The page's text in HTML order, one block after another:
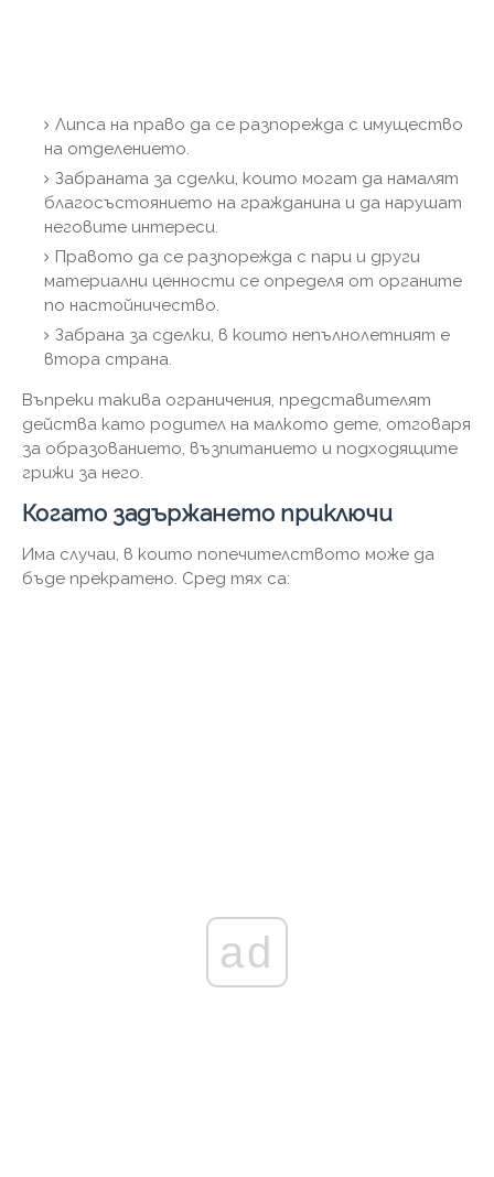
Липса на право да се разпорежда с имущество
на отделението.
Забраната за сделки, които могат да намалят
благосъстоянието на гражданина и да нарушат
неговите интереси.
Правото да се разпорежда с пари и други
материални ценности се определя от органите
по настойничество.
Забрана за сделки, в които непълнолетният е
втора страна.
Въпреки такива ограничения, представителят
действа като родител на малкото дете, отговаря
за образованието, възпитанието и подходящите
грижи за него.
Когато задържането приключи
Има случаи, в които попечителството може да
бъде прекратено. Сред тях са:
ad